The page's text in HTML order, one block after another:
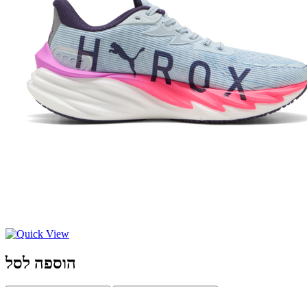
הוספה לסל